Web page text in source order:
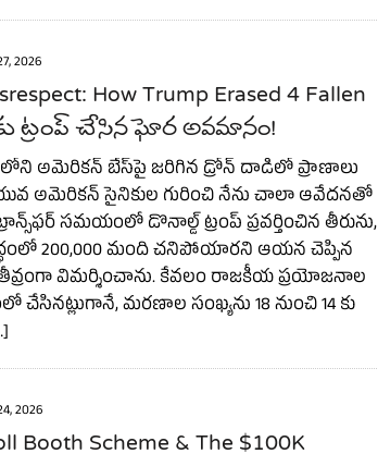
2026
How Trump Erased 4 Fallen
ట్రంప్ చేసిన ఘోర అవమానం!
అమెరికన్ బేస్‌పై జరిగిన డ్రోన్ దాడిలో ప్రాణాలు
అమెరికన్ సైనికుల గురించి నేను చాలా ఆవేదనతో
సమయంలో డొనాల్డ్ ట్రంప్ ప్రవర్తించిన తీరును,
200,000 మంది చనిపోయారని ఆయన చెప్పిన
తీవ్రంగా విమర్శించాను. కేవలం రాజకీయ ప్రయోజనాల
మరణాల సంఖ్యను 18 నుంచి 14 కు
2026